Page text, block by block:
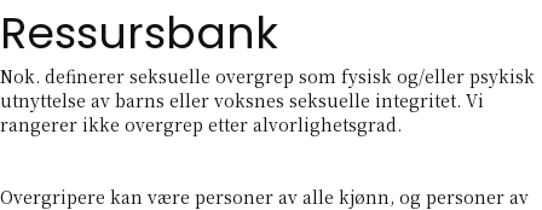
Ressursbank
Nok. definerer seksuelle overgrep som fysisk og/eller psykisk
utnyttelse av barns eller voksnes seksuelle integritet. Vi
rangerer ikke overgrep etter alvorlighetsgrad.
Overgripere kan være personer av alle kjønn, og personer av